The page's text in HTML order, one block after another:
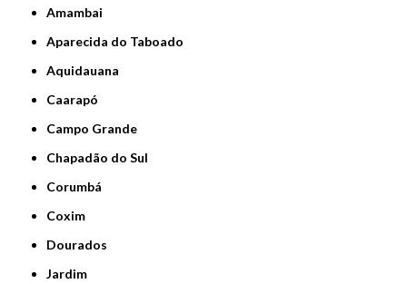
Amambai
Aparecida do Taboado
Aquidauana
Caarapó
Campo Grande
Chapadão do Sul
Corumbá
Coxim
Dourados
Jardim